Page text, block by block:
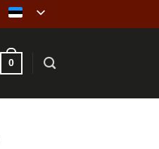
0